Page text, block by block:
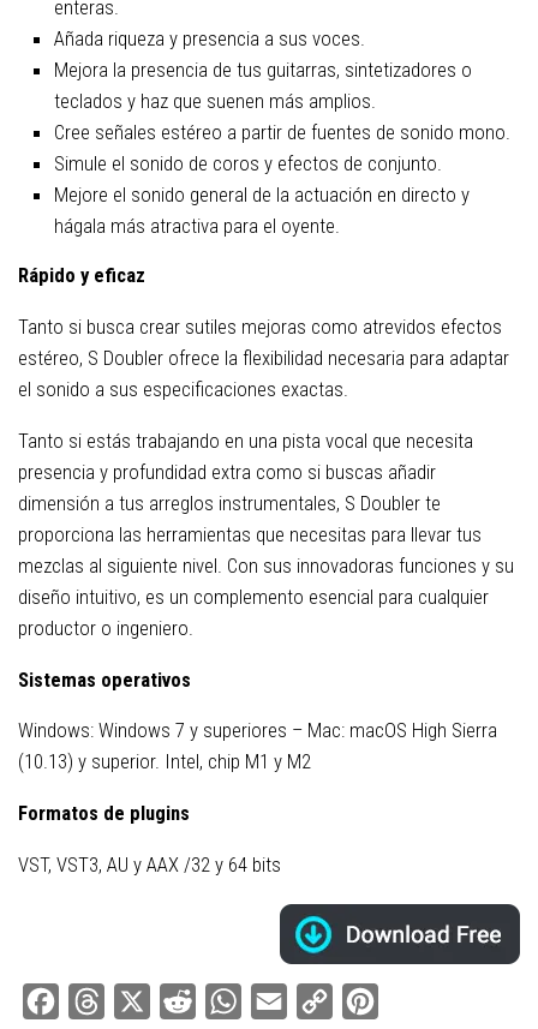
enteras.
Añada riqueza y presencia a sus voces.
Mejora la presencia de tus guitarras, sintetizadores o
teclados y haz que suenen más amplios.
Cree señales estéreo a partir de fuentes de sonido mono.
Simule el sonido de coros y efectos de conjunto.
Mejore el sonido general de la actuación en directo y
hágala más atractiva para el oyente.
Rápido y eficaz
Tanto si busca crear sutiles mejoras como atrevidos efectos
estéreo, S Doubler ofrece la flexibilidad necesaria para adaptar
el sonido a sus especificaciones exactas.
Tanto si estás trabajando en una pista vocal que necesita
presencia y profundidad extra como si buscas añadir
dimensión a tus arreglos instrumentales, S Doubler te
proporciona las herramientas que necesitas para llevar tus
mezclas al siguiente nivel. Con sus innovadoras funciones y su
diseño intuitivo, es un complemento esencial para cualquier
productor o ingeniero.
Sistemas operativos
Windows: Windows 7 y superiores – Mac: macOS High Sierra
(10.13) y superior. Intel, chip M1 y M2
Formatos de plugins
VST, VST3, AU y AAX /32 y 64 bits
FacebookThreads Reddit WhatsApp
Email
Copy